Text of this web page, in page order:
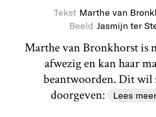
Tekst Marthe van
Beeld Jasmijn ter
Marthe van Bronkhorst is
afwezig en kan haar
beantwoorden. Dit wil
doorgeven:
Lees